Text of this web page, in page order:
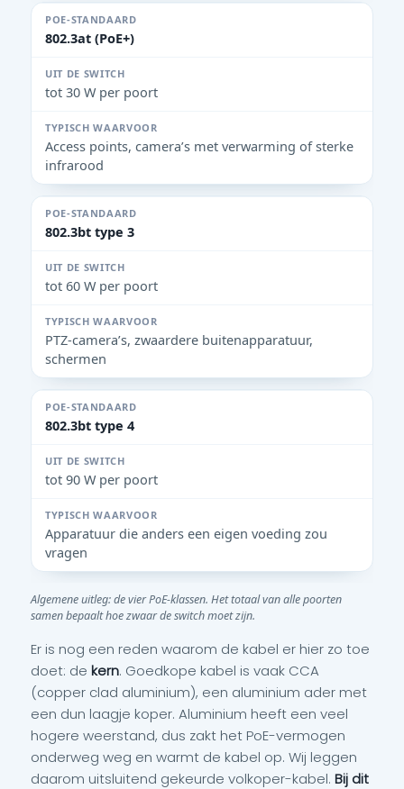
802.3at (PoE+)
tot 30 W per poort
Access points, camera’s met verwarming of sterke
infrarood
802.3bt type 3
tot 60 W per poort
PTZ-camera’s, zwaardere buitenapparatuur,
schermen
802.3bt type 4
tot 90 W per poort
Apparatuur die anders een eigen voeding zou
vragen
Algemene uitleg: de vier PoE-klassen. Het totaal van alle poorten
samen bepaalt hoe zwaar de switch moet zijn.
Er is nog een reden waarom de kabel er hier zo toe
doet: de kern. Goedkope kabel is vaak CCA
(copper clad aluminium), een aluminium ader met
een dun laagje koper. Aluminium heeft een veel
hogere weerstand, dus zakt het PoE-vermogen
onderweg weg en warmt de kabel op. Wij leggen
daarom uitsluitend gekeurde volkoper-kabel. Bij dit